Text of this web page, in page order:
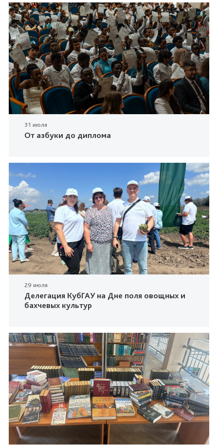
31 июля
От азбуки до диплома
29 июля
Делегация КубГАУ на Дне поля овощных и
бахчевых культур